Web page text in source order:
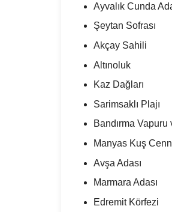
Ayvalık Cunda
Şeytan Sofrası
Akçay Sahili
Altınoluk
Kaz Dağları
Sarimsaklı Plajı
Bandırma Vapuru
Manyas Kuş
Avşa Adası
Marmara Adası
Edremit Körfezi